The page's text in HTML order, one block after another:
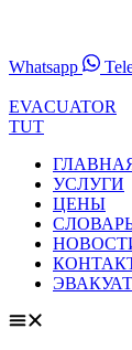
Whatsapp
EVACUATOR
TUT
УСЛУГИ
ЦЕНЫ